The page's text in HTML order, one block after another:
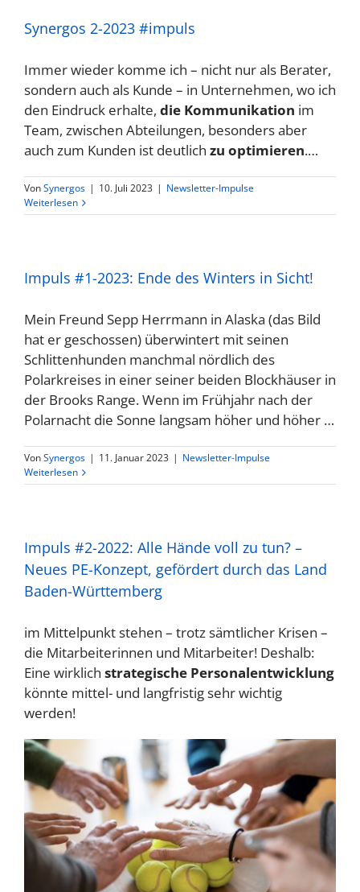
Synergos 2-2023 #impuls
Immer wieder komme ich – nicht nur als Berater,
sondern auch als Kunde – in Unternehmen, wo ich
den Eindruck erhalte, die Kommunikation im
Team, zwischen Abteilungen, besonders aber
auch zum Kunden ist deutlich zu optimieren.…
VonSynergos | 10. Juli 2023 | Newsletter-Impulse
Weiterlesen
Impuls #1-2023: Ende des Winters in Sicht!
Mein Freund Sepp Herrmann in Alaska (das Bild
hat er geschossen) überwintert mit seinen
Schlittenhunden manchmal nördlich des
Polarkreises in einer seiner beiden Blockhäuser in
der Brooks Range. Wenn im Frühjahr nach der
Polarnacht die Sonne langsam höher und höher …
VonSynergos | 11. Januar 2023 | Newsletter-Impulse
Weiterlesen
Impuls #2-2022: Alle Hände voll zu tun? –
Neues PE-Konzept, gefördert durch das Land
Baden-Württemberg
im Mittelpunkt stehen – trotz sämtlicher Krisen –
die Mitarbeiterinnen und Mitarbeiter! Deshalb:
Eine wirklich strategische Personalentwicklung
könnte mittel- und langfristig sehr wichtig
werden!